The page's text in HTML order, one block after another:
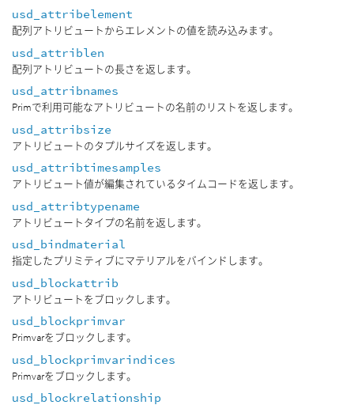
usd_attribelement
配列アトリビュートからエレメントの値を読み込みます。
usd_attriblen
配列アトリビュートの長さを返します。
usd_attribnames
Primで利用可能なアトリビュートの名前のリストを返します。
usd_attribsize
アトリビュートのタプルサイズを返します。
usd_attribtimesamples
アトリビュート値が編集されているタイムコードを返します。
usd_attribtypename
アトリビュートタイプの名前を返します。
usd_bindmaterial
指定したプリミティブにマテリアルをバインドします。
usd_blockattrib
アトリビュートをブロックします。
usd_blockprimvar
Primvarをブロックします。
usd_blockprimvarindices
Primvarをブロックします。
usd_blockrelationship